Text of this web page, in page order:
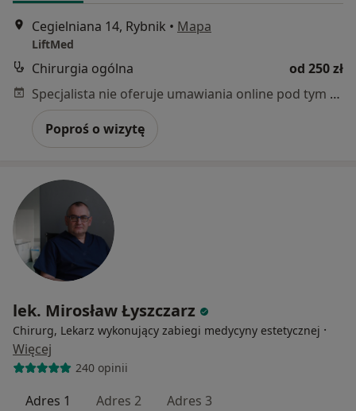
Cegielniana 14, Rybnik • Mapa
LiftMed
Chirurgia ogólna
od 250 zł
Specjalista nie oferuje umawiania online pod tym adresem.
Poproś o wizytę
lek. Mirosław Łyszczarz
Chirurg, Lekarz wykonujący zabiegi medycyny estetycznej ·
Więcej
240 opinii
Adres 1 Adres 2 Adres 3